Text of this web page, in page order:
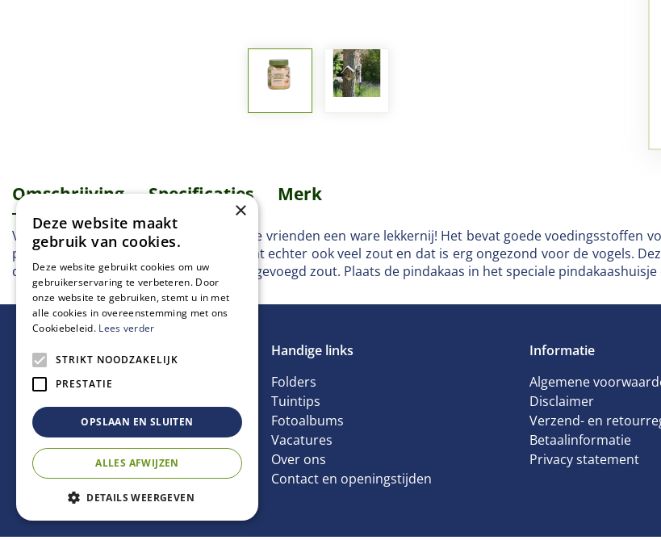
Omschrijving Specificaties Merk
Vogelpindakaas is voor onze gevleugelde vrienden een ware lekkernij! Het bevat goede voedingsstoffen
pindakaas (voor eigen consumptie) bevat echter ook veel zout en dat is erg ongezond voor de vogels.
die tuinvogels nodig hebben zonder toegevoegd zout. Plaats de pindakaas in het speciale
Handige links
Folders
Tuintips
Fotoalbums
Vacatures
Over ons
Contact en openingstijden
Informatie
Algemene
Disclaimer
Verzend- en
Betaalinformatie
Privacy statement
×
Deze website maakt
gebruik van cookies.
Deze website gebruikt cookies om uw
gebruikerservaring te verbeteren. Door
onze website te gebruiken, stemt u in met
alle cookies in overeenstemming met ons
Cookiebeleid. Lees verder
STRIKT NOODZAKELIJK
PRESTATIE
OPSLAAN EN SLUITEN
ALLES AFWIJZEN
DETAILS WEERGEVEN